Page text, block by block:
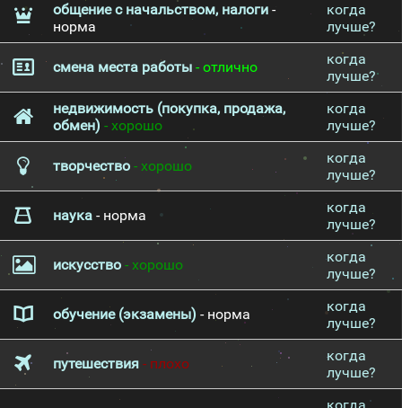
общение с начальством, налоги -
норма
когда
лучше?
смена места работы - отлично
когда
лучше?
недвижимость (покупка, продажа,
обмен) - хорошо
когда
лучше?
творчество - хорошо
когда
лучше?
наука - норма
когда
лучше?
искусство - хорошо
когда
лучше?
обучение (экзамены) - норма
когда
лучше?
путешествия - плохо
когда
лучше?